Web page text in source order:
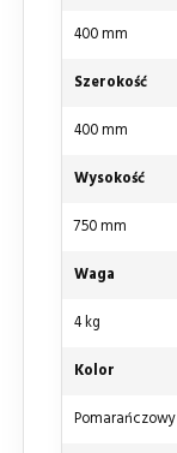
400 mm
Szerokość
400 mm
Wysokość
750 mm
Waga
4 kg
Kolor
Pomarańczowy